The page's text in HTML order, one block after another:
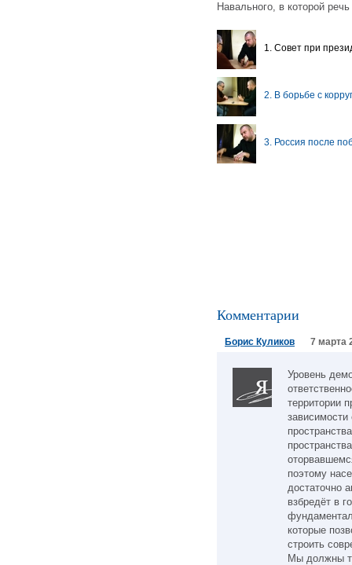
Навального, в которой
1. Совет при
2. В борьбе с
3. Россия после
Комментарии
Борис Куликов 7 марта
Уровень
территории
зависимости
поэтому
достаточно
взбредёт в
которые
строить
Мы должны